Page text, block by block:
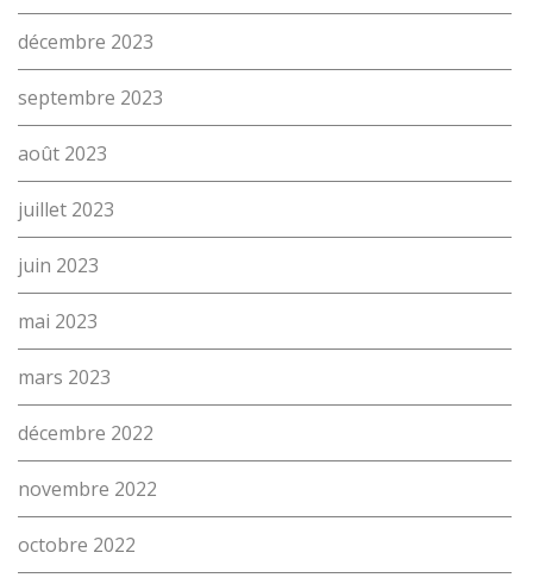
Métiers
Actualités
Contact
proFonds
Portes ouvertes 2026
Cours interentreprises
Tests d’aptitudes
Accès et plan de l’école
Liens utiles
Recherche
(Par exemple: un métier ou une formation)
décembre 2023
septembre 2023
août 2023
juillet 2023
juin 2023
mai 2023
mars 2023
décembre 2022
novembre 2022
octobre 2022